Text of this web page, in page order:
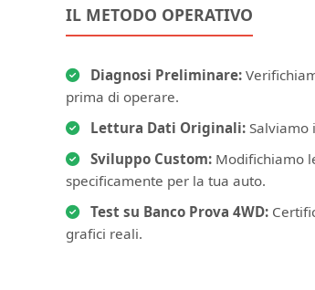
IL METODO OPERATIVO
Diagnosi Preliminare:
prima di operare.
Lettura Dati Originali: Salviamo
Sviluppo Custom: Modifichiamo
specificamente per la tua auto.
Test su Banco Prova 4WD:
grafici reali.